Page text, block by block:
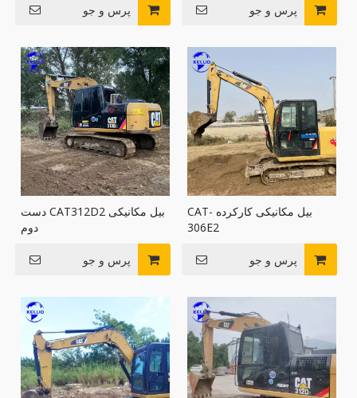
پرس و جو پرس و جو
بیل مکانیکی کارکرده CAT-
306E2
پرس و جو
بیل مکانیکی CAT312D2 دست
دوم
پرس و جو